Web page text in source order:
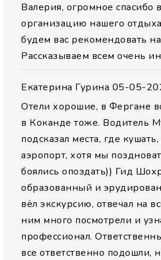
Валерия, огромное спасибо
организацию нашего
будем вас рекомендовать
Рассказываем всем очень
Екатерина Гурина 05-05-
Отели хорошие, в Фергане
в Коканде тоже. Водитель
подсказал места, где
аэропорт, хотя мы
боялись опоздать)) Гид
образованный и
вёл экскурсию, отвечал на
ним много посмотрели и
профессионал.
все ответственно подошли,